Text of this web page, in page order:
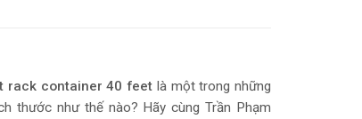
rack container 40 feet là một trong những
thước như thế nào? Hãy cùng Trần Phạm